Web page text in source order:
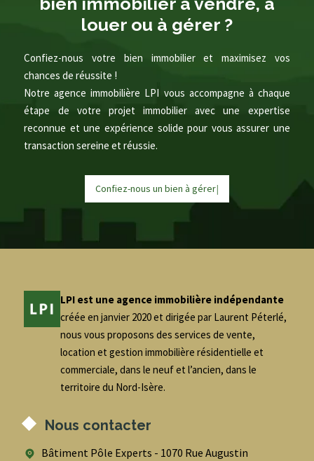
louer ou à gérer ?
Confiez-nous votre bien immobilier et maximisez vos
chances de réussite !
Notre agence immobilière LPI vous accompagne à chaque
étape de votre projet immobilier avec une expertise
reconnue et une expérience solide pour vous assurer une
transaction sereine et réussie.
Confiez-nous un bien à gérer|
LPI est une agence immobilière indépendante
créée en janvier 2020 et dirigée par Laurent Péterlé,
nous vous proposons des services de vente,
location et gestion immobilière résidentielle et
commerciale, dans le neuf et l’ancien, dans le
territoire du Nord-Isère.
Nous contacter
Bâtiment Pôle Experts - 1070 Rue Augustin